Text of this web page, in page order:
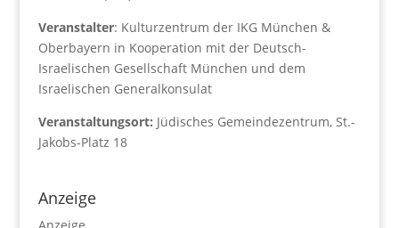
Veranstalter: Kulturzentrum der IKG München &
Oberbayern in Kooperation mit der Deutsch-
Israelischen Gesellschaft München und dem
Israelischen Generalkonsulat
Veranstaltungsort: Jüdisches Gemeindezentrum, St.-
Jakobs-Platz 18
Anzeige